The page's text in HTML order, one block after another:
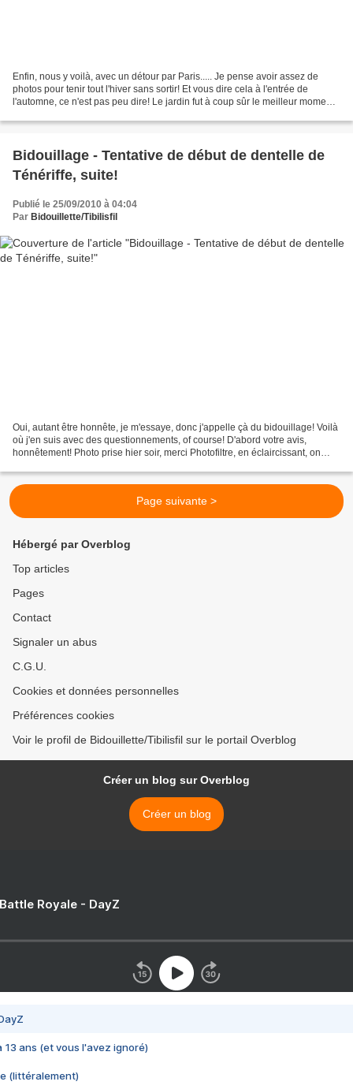
Enfin, nous y voilà, avec un détour par Paris..... Je pense avoir assez de
photos pour tenir tout l'hiver sans sortir! Et vous dire cela à l'entrée de
l'automne, ce n'est pas peu dire! Le jardin fut à coup sûr le meilleur moment
Bidouillage - Tentative de début de dentelle de
Ténériffe, suite!
Publié le 25/09/2010 à 04:04
Par Bidouillette/Tibilisfil
Oui, autant être honnête, je m'essaye, donc j'appelle çà du bidouillage! Voilà
où j'en suis avec des questionnements, of course! D'abord votre avis,
honnêtement! Photo prise hier soir, merci Photofiltre, en éclaircissant, on
Page suivante >
Hébergé par Overblog
Top articles
Pages
Contact
Signaler un abus
C.G.U.
Cookies et données personnelles
Préférences cookies
Voir le profil de Bidouillette/Tibilisfil sur le portail Overblog
Créer un blog sur Overblog
Créer un blog
Royale - DayZ
13 ans (et vous l'avez ignoré)
(littéralement)